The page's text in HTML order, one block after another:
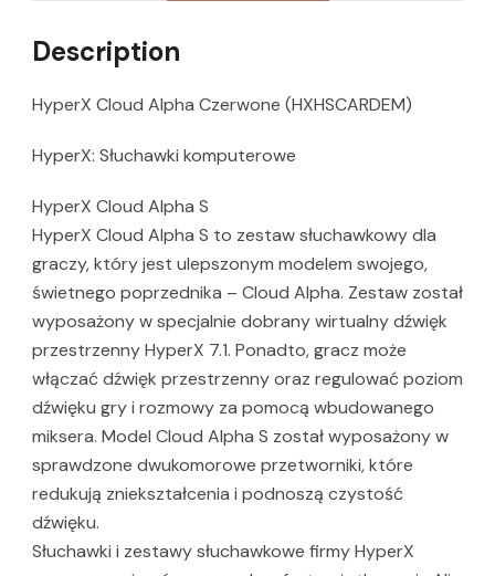
Description
HyperX Cloud Alpha Czerwone (HXHSCARDEM)
HyperX: Słuchawki komputerowe
HyperX Cloud Alpha S
HyperX Cloud Alpha S to zestaw słuchawkowy dla
graczy, który jest ulepszonym modelem swojego,
świetnego poprzednika – Cloud Alpha. Zestaw został
wyposażony w specjalnie dobrany wirtualny dźwięk
przestrzenny HyperX 7.1. Ponadto, gracz może
włączać dźwięk przestrzenny oraz regulować poziom
dźwięku gry i rozmowy za pomocą wbudowanego
miksera. Model Cloud Alpha S został wyposażony w
sprawdzone dwukomorowe przetworniki, które
redukują zniekształcenia i podnoszą czystość
dźwięku.
Słuchawki i zestawy słuchawkowe firmy HyperX